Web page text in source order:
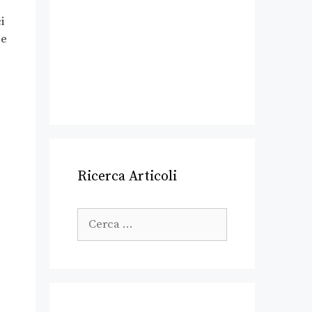
Ricerca Articoli